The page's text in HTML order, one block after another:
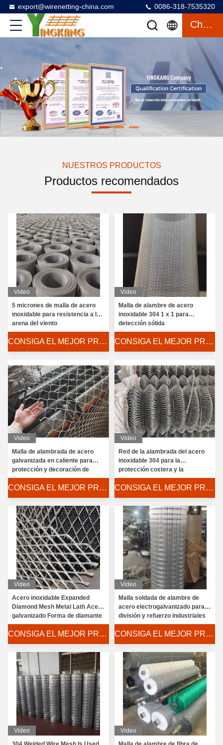
export@wirenetting-china.com 0086-318-7535320
Charlar
NUESTROS PRODUCTOS
Productos recomendados
Video
5 micrones de malla de acero
inoxidable para resistencia a la
arena del viento
CONSIGA EL MEJOR PRECIO
Video
Malla de alambre de acero
inoxidable 304 1 x 1 para
detección sólida
CONSIGA EL MEJOR PRECIO
Video
Malla de alambrada de acero
galvanizada en caliente para
protección y decoración de
límites
CONSIGA EL MEJOR PRECIO
Video
Red de la alambrada del acero
inoxidable 304 para la
protección costera y la
seguridad industrial
CONSIGA EL MEJOR PRECIO
Video
Acero inoxidable Expanded
Diamond Mesh Metal Lath Acero
galvanizado Forma de diamante
0,5-3,2 m de ancho
CONSIGA EL MEJOR PRECIO
Video
Malla soldada de alambre de
acero electrogalvanizado para
división y refuerzo industriales
CONSIGA EL MEJOR PRECIO
Video
Video